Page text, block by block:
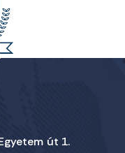
út 1.